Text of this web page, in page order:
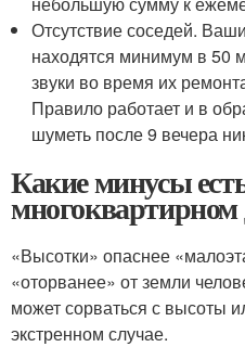
Отсутствие соседей.
находятся минимум в 50
звуки во время их
Правило работает и в
шуметь после 9 вечера
Какие минусы
многоквартирном
«Высотки» опаснее
«оторванее» от земли
может сорваться с высоты
экстренном случае.